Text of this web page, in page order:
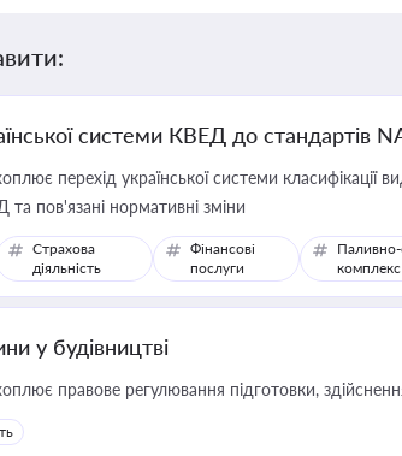
системи КВЕД до стандартів
перехід української системи класифікації
пов'язані нормативні зміни
Страхова
діяльність
Фінансові
послуги
Паливно-
комплекс
у будівництві
правове регулювання підготовки,